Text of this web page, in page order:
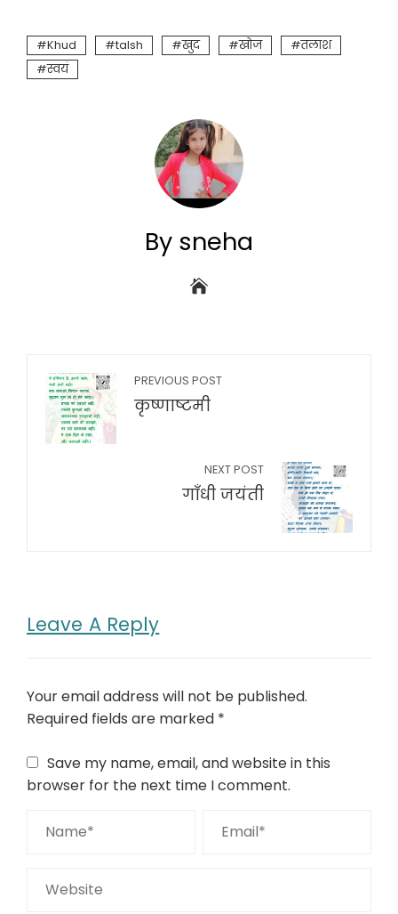
Khud talsh खुद खोज
तलाश
स्वयं
By sneha
PREVIOUS POST
कृष्णाष्टमी
NEXT POST
गाँधी जयंती
Leave A Reply
Your email address will not be published.
Required fields are marked *
Save my name, email, and website in this
browser for the next time I comment.